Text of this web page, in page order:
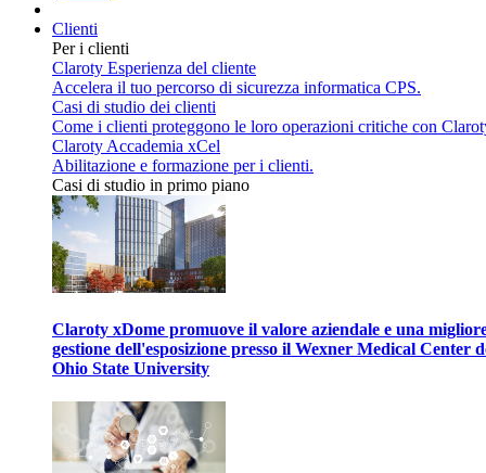
Clienti
Per i clienti
Claroty Esperienza del cliente
Accelera il tuo percorso di sicurezza informatica CPS.
Casi di studio dei clienti
Come i clienti proteggono le loro operazioni critiche con
Claroty Accademia xCel
Abilitazione e formazione per i clienti.
Casi di studio in primo piano
Claroty xDome promuove il valore aziendale e una
gestione dell'esposizione presso il Wexner Medical Center
Ohio State University